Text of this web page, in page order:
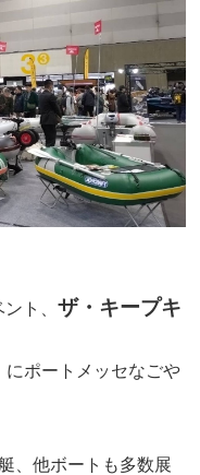
ント、ザ・キープキ
ポートメッセなごや
、他ボートも多数展